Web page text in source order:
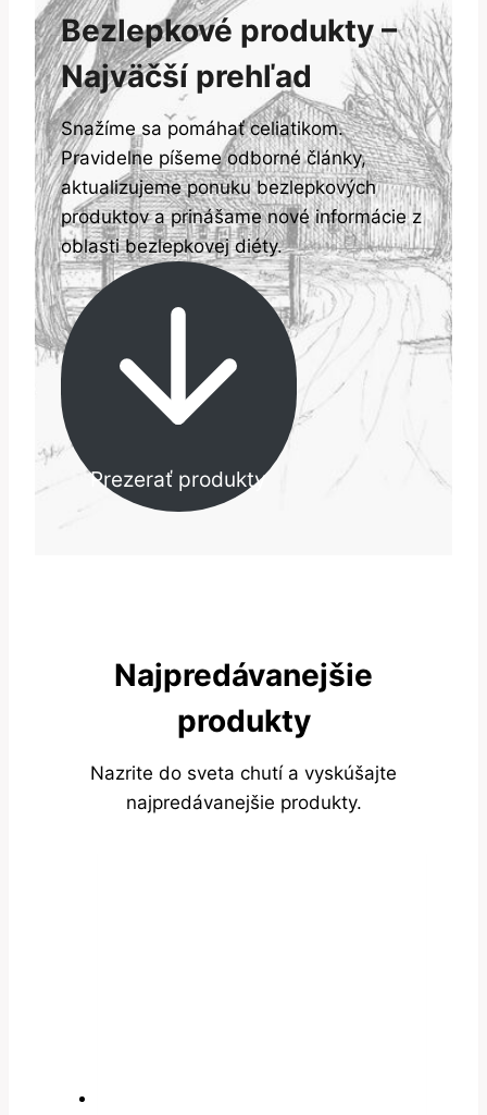
Bezlepkové produkty –
Najväčší prehľad
Snažíme sa pomáhať celiatikom.
Pravidelne píšeme odborné články,
aktualizujeme ponuku bezlepkových
produktov a prinášame nové informácie z
oblasti bezlepkovej diéty.
Prezerať produkty
Najpredávanejšie
produkty
Nazrite do sveta chutí a vyskúšajte
najpredávanejšie produkty.